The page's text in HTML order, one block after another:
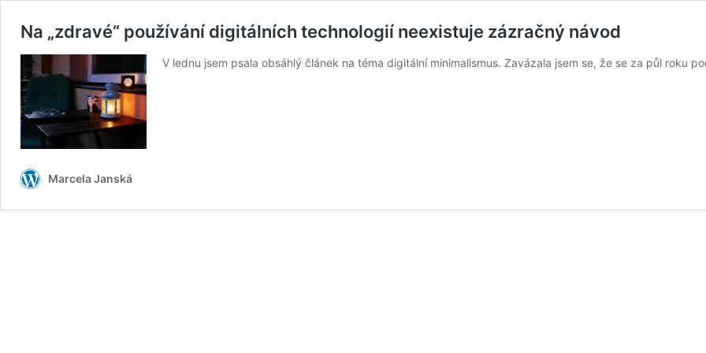
Na „zdravé“ používání digitálních technologií neexistuje zázračný návod
V lednu jsem psala obsáhlý článek na téma digitální minimalismus. Zavázala jsem se, že se za půl roku
Marcela Janská